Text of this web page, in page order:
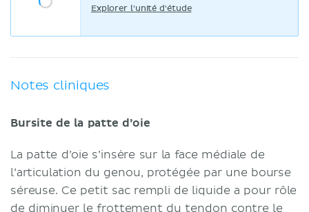
Explorer l'unité d'étude
Notes cliniques
Bursite de la patte d’oie
La patte d’oie s’insère sur la face médiale de
l’articulation du genou, protégée par une bourse
séreuse. Ce petit sac rempli de liquide a pour rôle
de diminuer le frottement du tendon contre le